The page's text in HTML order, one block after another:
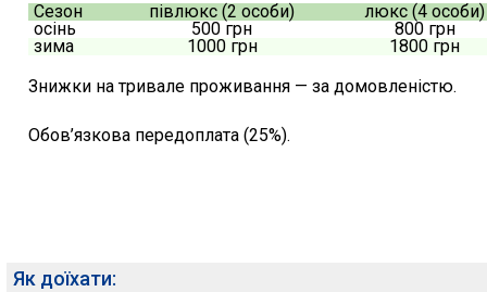
Сезон півлюкс (2 особи)
люкс (4 особи)
осінь
500 грн
800 грн
зима
1000 грн
1800 грн
Знижки на тривале проживання — за домовленістю.
Обов’язкова передоплата (25%).
Як доїхати: